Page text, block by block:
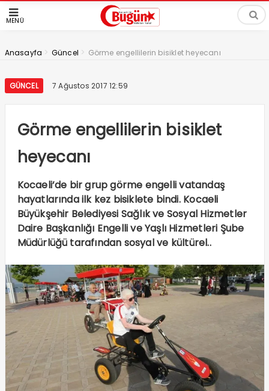
MENÜ
Anasayfa > Güncel > Görme engellilerin bisiklet heyecanı
GÜNCEL 7 Ağustos 2017 12:59
Görme engellilerin bisiklet
heyecanı
Kocaeli’de bir grup görme engelli vatandaş
hayatlarında ilk kez bisiklete bindi. Kocaeli
Büyükşehir Belediyesi Sağlık ve Sosyal Hizmetler
Daire Başkanlığı Engelli ve Yaşlı Hizmetleri Şube
Müdürlüğü tarafından sosyal ve kültürel..